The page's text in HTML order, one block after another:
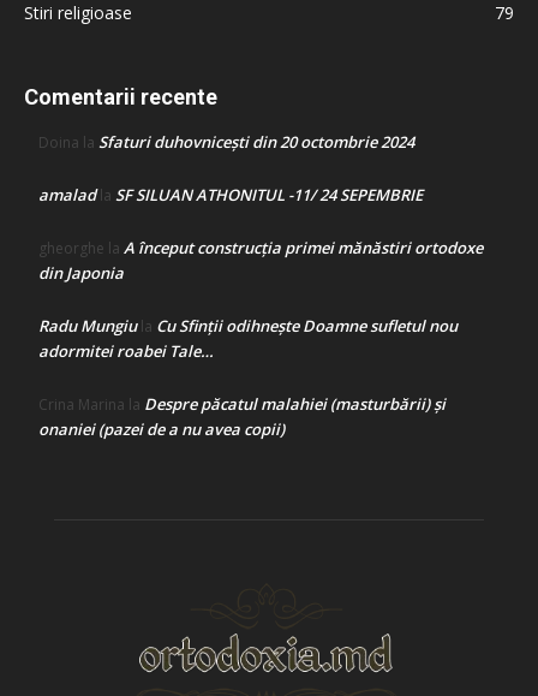
Stiri religioase
79
Comentarii recente
Doina la Sfaturi duhovnicești din 20 octombrie 2024
amaladla SF SILUAN ATHONITUL -11/ 24 SEPEMBRIE
gheorghe la A început construcţia primei mănăstiri ortodoxe
din Japonia
Radu Mungiula Cu Sfinții odihnește Doamne sufletul nou
adormitei roabei Tale…
Crina Marina la Despre păcatul malahiei (masturbării) şi
onaniei (pazei de a nu avea copii)